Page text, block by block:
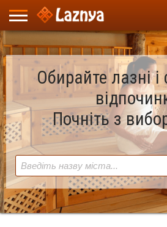
Обирайте лазні
Почніть з